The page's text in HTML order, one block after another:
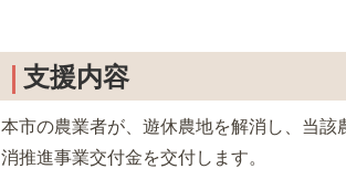
支援内容
本市の農業者が、遊休農地を解消し、当
消推進事業交付金を交付します。